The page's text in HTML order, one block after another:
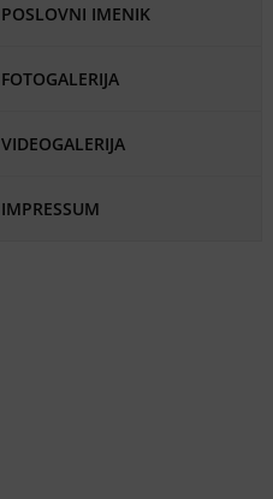
POSLOVNI IMENIK
FOTOGALERIJA
VIDEOGALERIJA
IMPRESSUM